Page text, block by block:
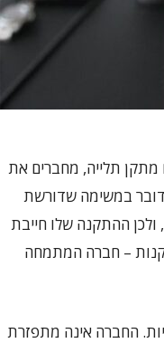
מתקן תלייה, מחברים את
במשימה שדורשת
ולכן ההתקנה שלו חייבת
– חברה המתמחה
החברה אינה מתפזרת